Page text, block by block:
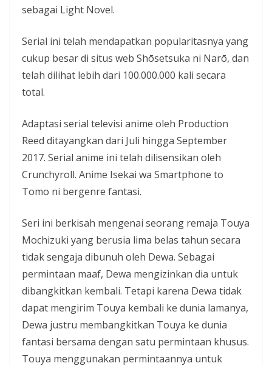
sebagai Light Novel.
Serial ini telah mendapatkan popularitasnya yang
cukup besar di situs web Shōsetsuka ni Narō, dan
telah dilihat lebih dari 100.000.000 kali secara
total.
Adaptasi serial televisi anime oleh Production
Reed ditayangkan dari Juli hingga September
2017. Serial anime ini telah dilisensikan oleh
Crunchyroll. Anime Isekai wa Smartphone to
Tomo ni bergenre fantasi.
Seri ini berkisah mengenai seorang remaja Touya
Mochizuki yang berusia lima belas tahun secara
tidak sengaja dibunuh oleh Dewa. Sebagai
permintaan maaf, Dewa mengizinkan dia untuk
dibangkitkan kembali. Tetapi karena Dewa tidak
dapat mengirim Touya kembali ke dunia lamanya,
Dewa justru membangkitkan Touya ke dunia
fantasi bersama dengan satu permintaan khusus.
Touya menggunakan permintaannya untuk